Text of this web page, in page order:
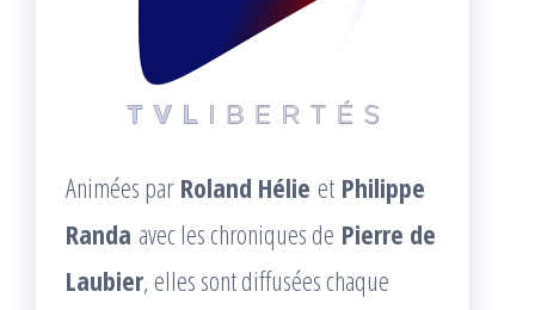
Animées par Roland Hélie et Philippe
Randa avec les chroniques de Pierre de
Laubier, elles sont diffusées chaque